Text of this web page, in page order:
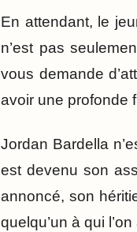
En attendant, le
n’est pas
vous demande
avoir une profonde
Jordan Bardella
est devenu son
annoncé, son
quelqu’un à qui